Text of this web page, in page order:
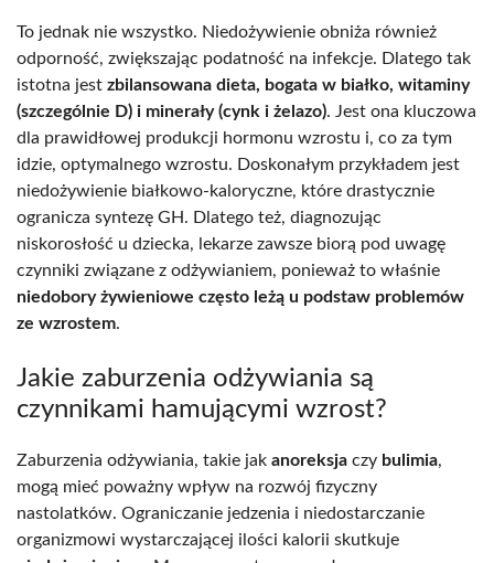
To jednak nie wszystko. Niedożywienie obniża również
odporność, zwiększając podatność na infekcje. Dlatego tak
istotna jest zbilansowana dieta, bogata w białko, witaminy
(szczególnie D) i minerały (cynk i żelazo). Jest ona kluczowa
dla prawidłowej produkcji hormonu wzrostu i, co za tym
idzie, optymalnego wzrostu. Doskonałym przykładem jest
niedożywienie białkowo-kaloryczne, które drastycznie
ogranicza syntezę GH. Dlatego też, diagnozując
niskorosłość u dziecka, lekarze zawsze biorą pod uwagę
czynniki związane z odżywianiem, ponieważ to właśnie
niedobory żywieniowe często leżą u podstaw problemów
ze wzrostem.
Jakie zaburzenia odżywiania są
czynnikami hamującymi wzrost?
Zaburzenia odżywiania, takie jak anoreksja czy bulimia,
mogą mieć poważny wpływ na rozwój fizyczny
nastolatków. Ograniczanie jedzenia i niedostarczanie
organizmowi wystarczającej ilości kalorii skutkuje